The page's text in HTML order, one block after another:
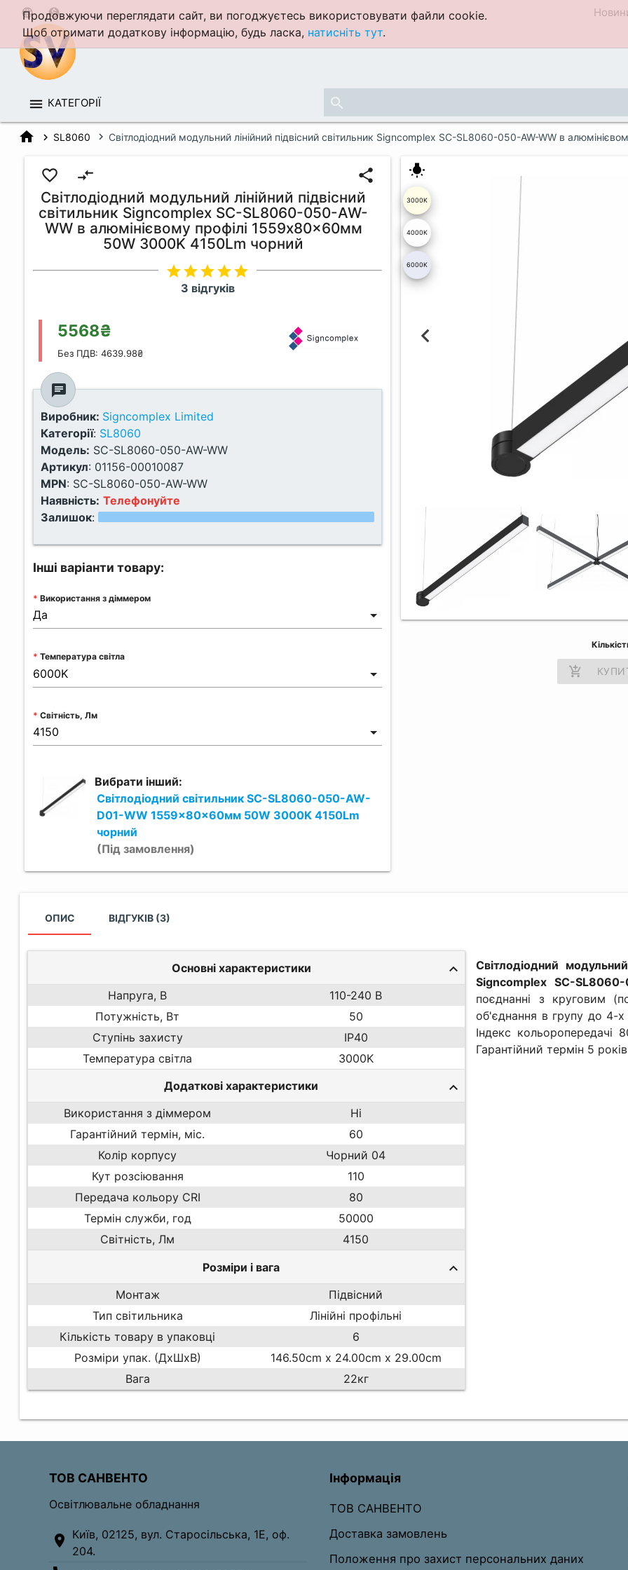
language monetization_on
КАТЕГОРІЇ search
home SL8060 Світлодіодний модульний лінійний підвісний світильник Signcomplex SC-SL8060-050-AW-WW в
favorite_border compare_arrows share
Світлодіодний модульний лінійний підвісний
світильник Signcomplex SC-SL8060-050-AW-
WW в алюмінієвому профілі 1559x80x60мм
50W 3000K 4150Lm чорний
starstarstarstarstar
3 відгуків
5568₴
Без ПДВ: 4639.98₴
chat
Виробник: Signcomplex Limited
Категорії: SL8060
Модель: SC-SL8060-050-AW-WW
Артикул: 01156-00010087
MPN: SC-SL8060-050-AW-WW
Наявність: Телефонуйте
Залишок:
Інші варіанти товару:
Використання з діммером
Температура світла
Світність, Лм
Вибрати інший:
Світлодіодний світильник SC-SL8060-050-AW-
D01-WW 1559x80x60мм 50W 3000K 4150Lm
чорний
(Під замовлення)
wb_incandescent
3000K
4000K
6000K
add_shopping_cart
ОПИС ВІДГУКІВ (3)
Основні характеристики
Напруга, В
110-240 В
Потужність, Вт
50
Ступінь захисту
IP40
Температура світла
3000K
Додаткові характеристики
Використання з діммером
Ні
Гарантійний термін, міс.
60
Колір корпусу
Чорний 04
Кут розсіювання
110
Передача кольору CRI
80
Термін служби, год
50000
Світність, Лм
4150
Розміри і вага
Монтаж
Підвісний
Тип світильника
Лінійні профільні
Кількість товару в упаковці
6
Розміри упак. (ДхШхВ)
146.50cm x 24.00cm x 29.00cm
Вага
22кг
Світлодіодний
Signcomplex SC-
поєднанні з круговим
об'єднання в групу до 4-х
Індекс кольоропередачі
Гарантійний термін 5
ТОВ САНВЕНТО
Освітлювальне обладнання
location_on Київ, 02125, вул. Старосільська, 1Е, оф.
204.
Інформація
ТОВ САНВЕНТО
Доставка замовлень
Положення про захист персональних даних
Продовжуючи переглядати сайт, ви погоджуєтесь використовувати файли cookie.
Щоб отримати додаткову інформацію, будь ласка, натисніть тут.